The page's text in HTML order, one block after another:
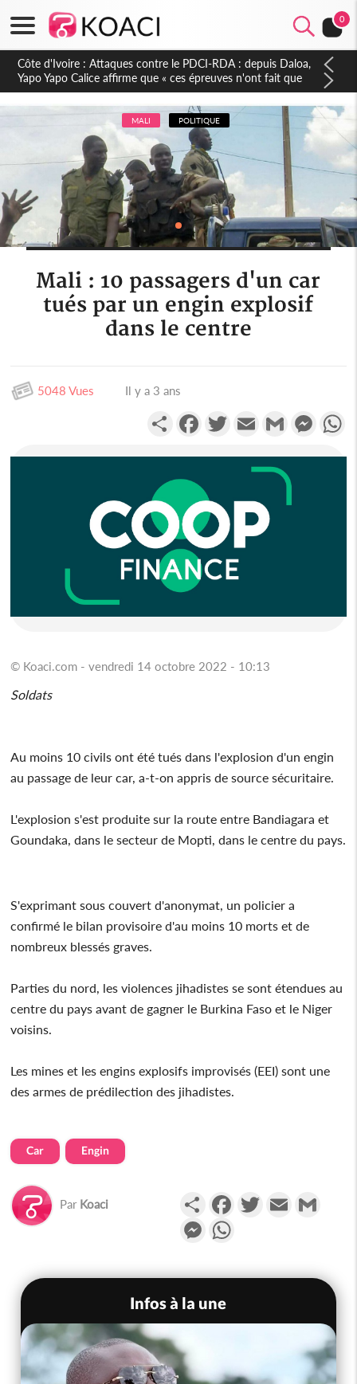
0
Côte d'Ivoire : Le Colonel-Major Fofié Kouakou est décédé,
l'armée perd une figure de la 2e Région militaire
MALI POLITIQUE
Mali : 10 passagers d'un car
tués par un engin explosif
dans le centre
5048 Vues Il y a 3 ans
PartagerFacebookTwitterEmail Gmail
© Koaci.com - vendredi 14 octobre 2022 - 10:13
Soldats
Au moins 10 civils ont été tués dans l'explosion d'un engin
au passage de leur car, a-t-on appris de source sécuritaire.
L'explosion s'est produite sur la route entre Bandiagara et
Goundaka, dans le secteur de Mopti, dans le centre du pays.
S'exprimant sous couvert d'anonymat, un policier a
confirmé le bilan provisoire d'au moins 10 morts et de
nombreux blessés graves.
Parties du nord, les violences jihadistes se sont étendues au
centre du pays avant de gagner le Burkina Faso et le Niger
voisins.
Les mines et les engins explosifs improvisés (EEI) sont une
des armes de prédilection des jihadistes.
Car Engin
Par Koaci PartagerFacebookTwitterEmail
Messenger
Infos à la une